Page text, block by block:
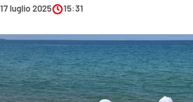
AMBIENTE
SOCIETÀ
CULTURA
ECONOMIA E LAVORO
17 luglio 2025 15:31